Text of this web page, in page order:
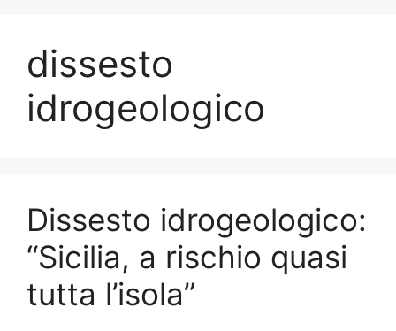
dissesto
idrogeologico
Dissesto idrogeologico:
“Sicilia, a rischio quasi
tutta l’isola”